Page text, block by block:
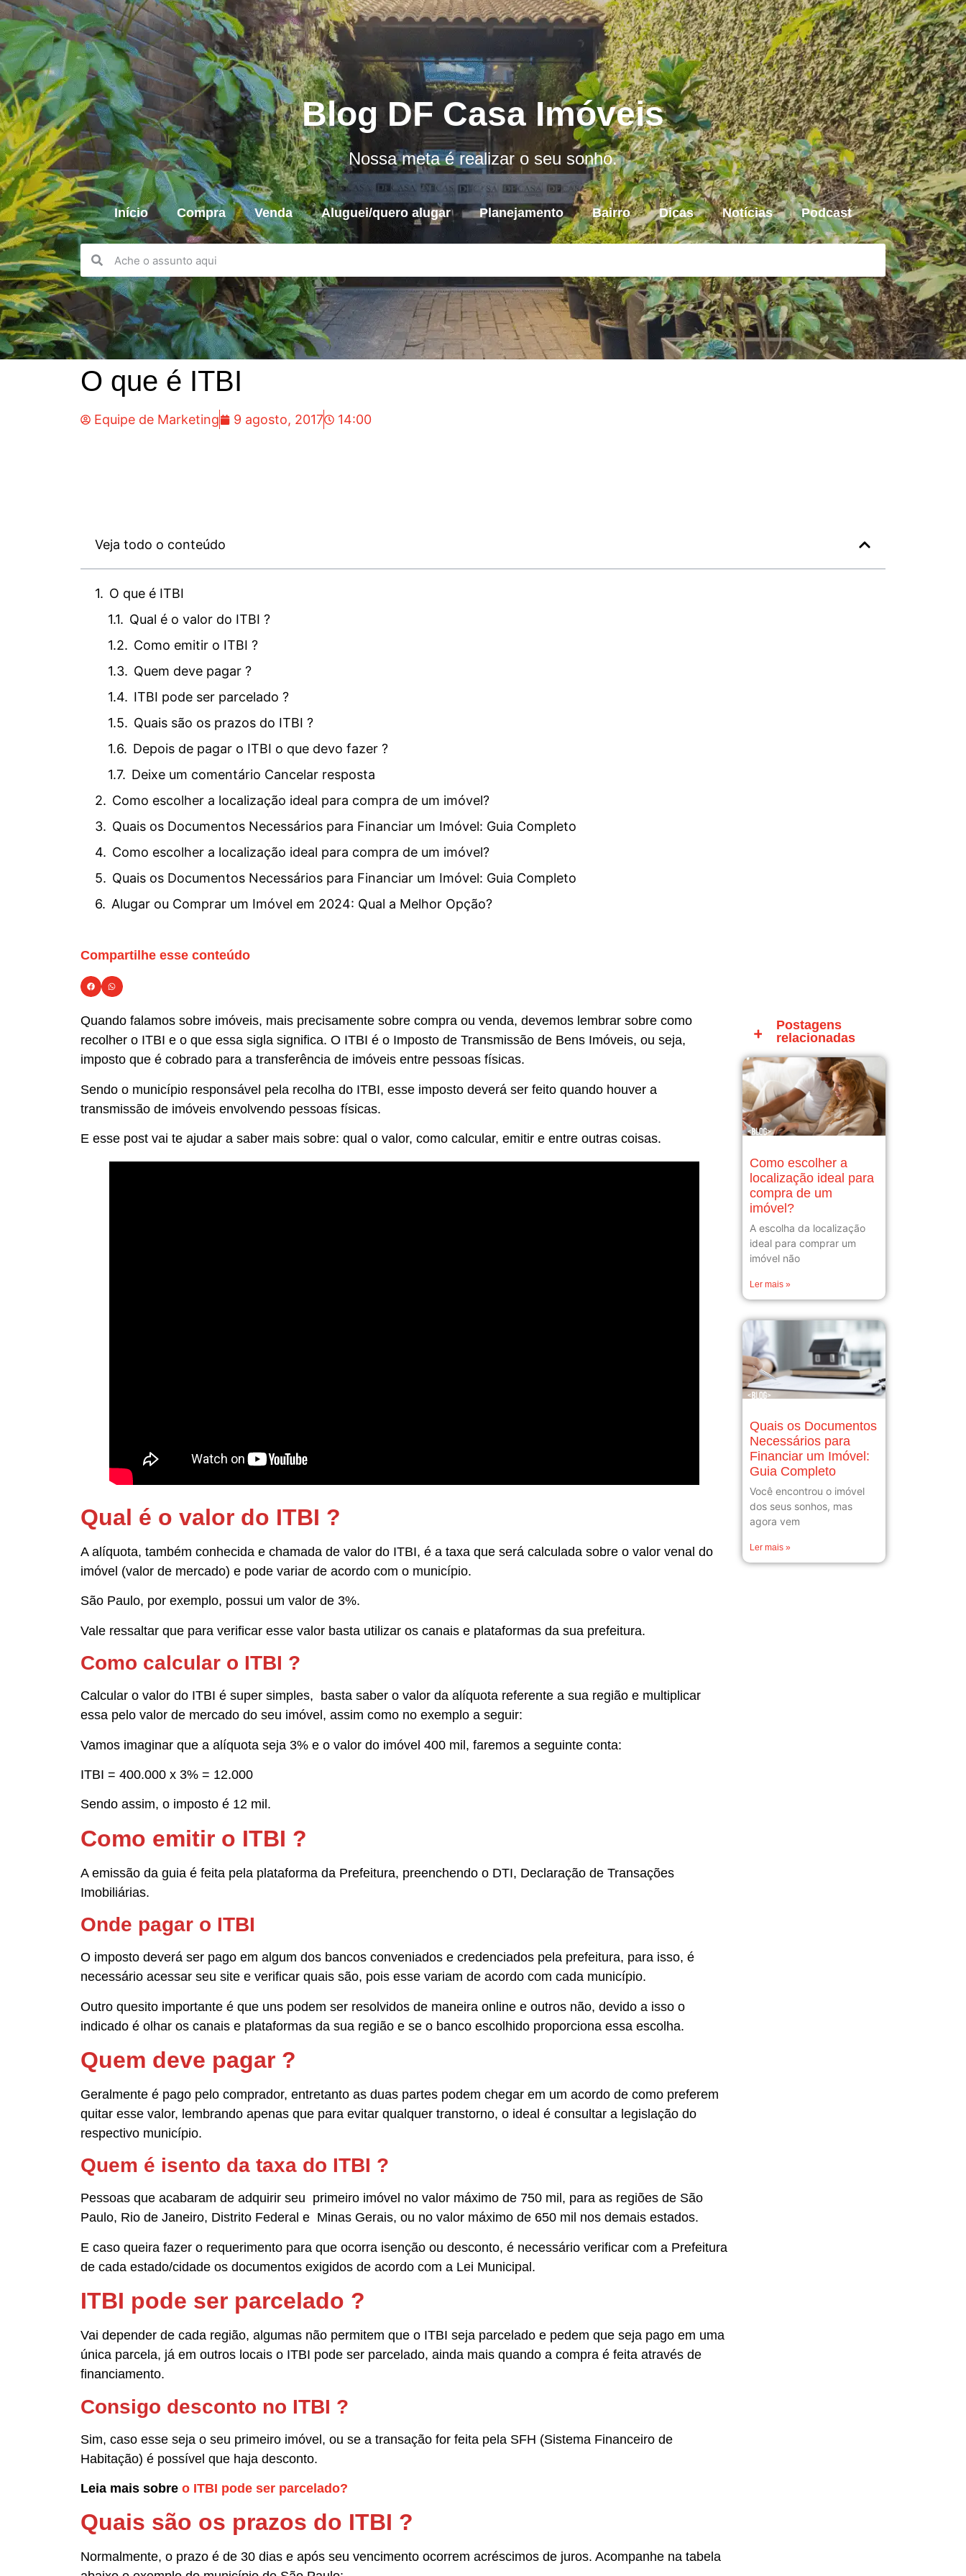
Blog DF Casa Imóveis
Nossa meta é realizar o seu sonho.
Início Compra Venda Aluguei/quero alugar Planejamento Bairro Dicas Notícias Podcast
O que é ITBI
Equipe de Marketing 9 agosto, 2017 14:00
Veja todo o conteúdo
O que é ITBI
Qual é o valor do ITBI ?
Como emitir o ITBI ?
Quem deve pagar ?
ITBI pode ser parcelado ?
Quais são os prazos do ITBI ?
Depois de pagar o ITBI o que devo fazer ?
Deixe um comentário Cancelar resposta
Como escolher a localização ideal para compra de um imóvel?
Quais os Documentos Necessários para Financiar um Imóvel: Guia Completo
Como escolher a localização ideal para compra de um imóvel?
Quais os Documentos Necessários para Financiar um Imóvel: Guia Completo
Alugar ou Comprar um Imóvel em 2024: Qual a Melhor Opção?
Compartilhe esse conteúdo
Quando falamos sobre imóveis, mais precisamente sobre compra ou venda, devemos lembrar sobre como
recolher o ITBI e o que essa sigla significa. O ITBI é o Imposto de Transmissão de Bens Imóveis, ou seja,
imposto que é cobrado para a transferência de imóveis entre pessoas físicas.
Sendo o município responsável pela recolha do ITBI, esse imposto deverá ser feito quando houver a
transmissão de imóveis envolvendo pessoas físicas.
E esse post vai te ajudar a saber mais sobre: qual o valor, como calcular, emitir e entre outras coisas.
Qual é o valor do ITBI ?
A alíquota, também conhecida e chamada de valor do ITBI, é a taxa que será calculada sobre o valor venal do
imóvel (valor de mercado) e pode variar de acordo com o município.
São Paulo, por exemplo, possui um valor de 3%.
Vale ressaltar que para verificar esse valor basta utilizar os canais e plataformas da sua prefeitura.
Como calcular o ITBI ?
Calcular o valor do ITBI é super simples, basta saber o valor da alíquota referente a sua região e multiplicar
essa pelo valor de mercado do seu imóvel, assim como no exemplo a seguir:
Vamos imaginar que a alíquota seja 3% e o valor do imóvel 400 mil, faremos a seguinte conta:
ITBI = 400.000 x 3% = 12.000
Sendo assim, o imposto é 12 mil.
Como emitir o ITBI ?
A emissão da guia é feita pela plataforma da Prefeitura, preenchendo o DTI, Declaração de Transações
Imobiliárias.
Onde pagar o ITBI
O imposto deverá ser pago em algum dos bancos conveniados e credenciados pela prefeitura, para isso, é
necessário acessar seu site e verificar quais são, pois esse variam de acordo com cada município.
Outro quesito importante é que uns podem ser resolvidos de maneira online e outros não, devido a isso o
indicado é olhar os canais e plataformas da sua região e se o banco escolhido proporciona essa escolha.
Quem deve pagar ?
Geralmente é pago pelo comprador, entretanto as duas partes podem chegar em um acordo de como preferem
quitar esse valor, lembrando apenas que para evitar qualquer transtorno, o ideal é consultar a legislação do
respectivo município.
Quem é isento da taxa do ITBI ?
Pessoas que acabaram de adquirir seu primeiro imóvel no valor máximo de 750 mil, para as regiões de São
Paulo, Rio de Janeiro, Distrito Federal e Minas Gerais, ou no valor máximo de 650 mil nos demais estados.
E caso queira fazer o requerimento para que ocorra isenção ou desconto, é necessário verificar com a Prefeitura
de cada estado/cidade os documentos exigidos de acordo com a Lei Municipal.
ITBI pode ser parcelado ?
Vai depender de cada região, algumas não permitem que o ITBI seja parcelado e pedem que seja pago em uma
única parcela, já em outros locais o ITBI pode ser parcelado, ainda mais quando a compra é feita através de
financiamento.
Consigo desconto no ITBI ?
Sim, caso esse seja o seu primeiro imóvel, ou se a transação for feita pela SFH (Sistema Financeiro de
Habitação) é possível que haja desconto.
Leia mais sobre o ITBI pode ser parcelado?
Quais são os prazos do ITBI ?
Normalmente, o prazo é de 30 dias e após seu vencimento ocorrem acréscimos de juros. Acompanhe na tabela
Postagens
relacionadas
Como escolher a
localização ideal para
compra de um
imóvel?
A escolha da localização
ideal para comprar um
imóvel não
Ler mais »
Quais os Documentos
Necessários para
Financiar um Imóvel:
Guia Completo
Você encontrou o imóvel
dos seus sonhos, mas
agora vem
Ler mais »